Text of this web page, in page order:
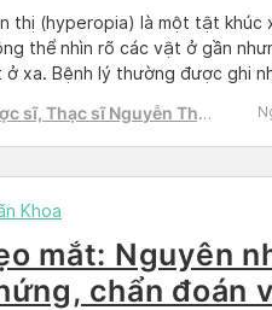
thị (hyperopia) là một tật khúc
thể nhìn rõ các vật ở gần
ở xa. Bệnh lý thường được ghi
Docosan […]
sĩ, Thạc sĩ Nguyễn Thị
Khoa
mắt: Nguyên
chẩn đoán